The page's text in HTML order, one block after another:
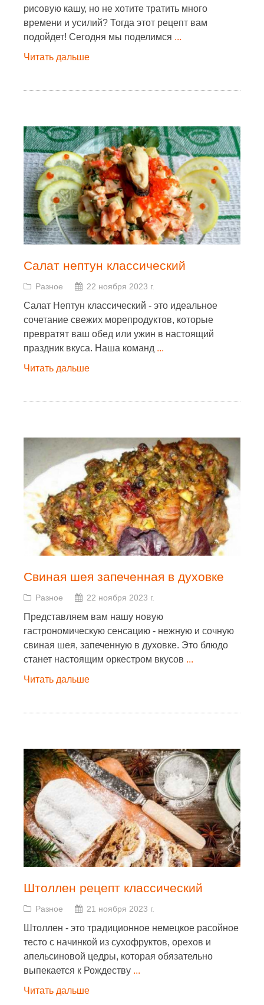
рисовую кашу, но не хотите тратить много
времени и усилий? Тогда этот рецепт вам
подойдет! Сегодня мы поделимся ...
Читать дальше
Салат нептун классический
Разное 22 ноября 2023 г.
Салат Нептун классический - это идеальное
сочетание свежих морепродуктов, которые
превратят ваш обед или ужин в настоящий
праздник вкуса. Наша команд ...
Читать дальше
Свиная шея запеченная в духовке
Разное 22 ноября 2023 г.
Представляем вам нашу новую
гастрономическую сенсацию - нежную и сочную
свиная шея, запеченную в духовке. Это блюдо
станет настоящим оркестром вкусов ...
Читать дальше
Штоллен рецепт классический
Разное 21 ноября 2023 г.
Штоллен - это традиционное немецкое расойное
тесто с начинкой из сухофруктов, орехов и
апельсиновой цедры, которая обязательно
выпекается к Рождеству ...
Читать дальше